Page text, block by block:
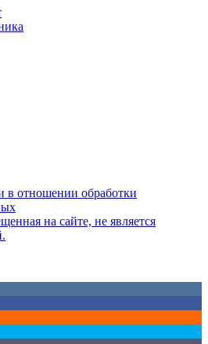
в отношении обработки
на сайте, не является